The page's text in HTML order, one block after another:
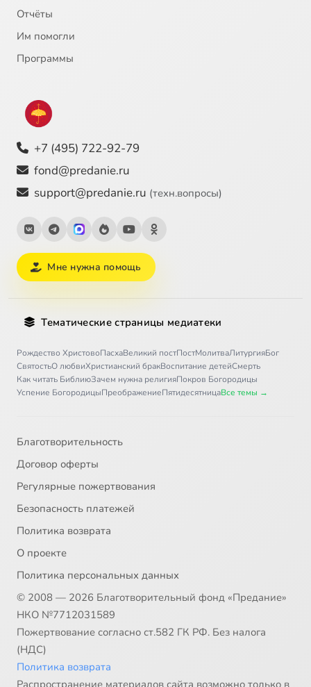
Отчёты
Им помогли
Программы
+7 (495) 722-92-79
fond@predanie.ru
support@predanie.ru (техн.вопросы)
Мне нужна помощь
Тематические страницы медиатеки
Рождество ХристовоПасхаВеликий постПостМолитваЛитургияБог
СвятостьО любвиХристианский бракВоспитание детейСмерть
Как читать БиблиюЗачем нужна религияПокров Богородицы
Успение БогородицыПреображениеПятидесятницаВсе темы →
Благотворительность
Договор оферты
Регулярные пожертвования
Безопасность платежей
Политика возврата
О проекте
Политика персональных данных
© 2008 — 2026 Благотворительный фонд «Предание»
НКО №7712031589
Пожертвование согласно ст.582 ГК РФ. Без налога
(НДС)
Политика возврата